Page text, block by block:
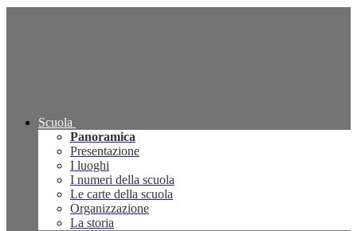
Scuola
Panoramica
Presentazione
I luoghi
I numeri della scuola
Le carte della scuola
Organizzazione
La storia